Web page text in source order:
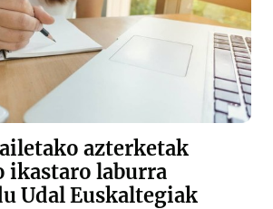
azterketak
ikastaro laburra
Udal Euskaltegiak